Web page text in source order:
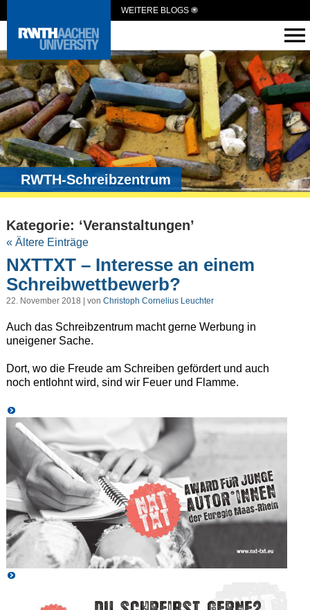
WEITERE BLOGS
RWTH-Schreibzentrum
Kategorie: ‘Veranstaltungen’
« Ältere Einträge
NXTTXT – Interesse an einem
Schreibwettbewerb?
22. November 2018 | von Christoph Cornelius Leuchter
Auch das Schreibzentrum macht gerne Werbung in
uneigener Sache.
Dort, wo die Freude am Schreiben gefördert und auch
noch entlohnt wird, sind wir Feuer und Flamme.